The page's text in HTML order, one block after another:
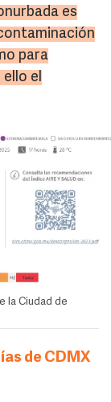
es
para
el
la Ciudad de
de CDMX